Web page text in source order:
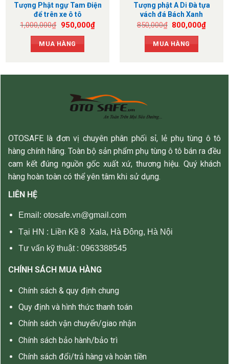
Tượng Phật ngự Tam Điện
để trên xe ô tô
1,000,000₫ Giá
là:
1,000,000₫.
950,000₫Giá
hiện
MUA HÀNG
Tượng phật A Di Đà tựa
vách đá Bách Xanh
850,000₫ Giá
là:
850,000₫.
800,000₫Giá
MUA HÀNG
OTOSAFE là đơn vị chuyên phân phối sỉ, lẻ phụ tùng ô tô
hàng chính hãng. Toàn bộ sản phẩm phụ tùng ô tô bán ra đều
cam kết đúng nguồn gốc xuất xứ, thương hiệu. Quý khách
hàng hoàn toàn có thể yên tâm khi sử dụng.
LIÊN HỆ
Email: otosafe.vn@gmail.com
Tại HN : Liền Kề 8 Xala, Hà Đông, Hà Nội
Tư vấn kỹ thuật : 0963388545
CHÍNH SÁCH MUA HÀNG
Chính sách & quy định chung
Quy định và hình thức thanh toán
Chính sách vận chuyển/giao nhận
Chính sách bảo hành/bảo trì
Chính sách đổi/trả hàng và hoàn tiền